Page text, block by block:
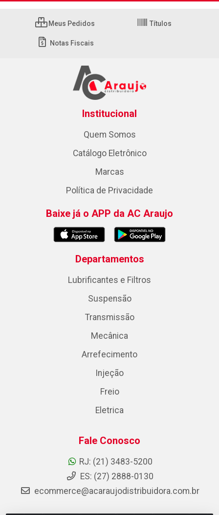
Meus Pedidos Títulos
Notas Fiscais
Institucional
Quem Somos
Catálogo Eletrônico
Marcas
Política de Privacidade
Baixe já o APP da AC Araujo
Departamentos
Lubrificantes e Filtros
Suspensão
Transmissão
Mecânica
Arrefecimento
Injeção
Freio
Eletrica
Fale Conosco
RJ: (21) 3483-5200
ES: (27) 2888-0130
ecommerce@acaraujodistribuidora.com.br